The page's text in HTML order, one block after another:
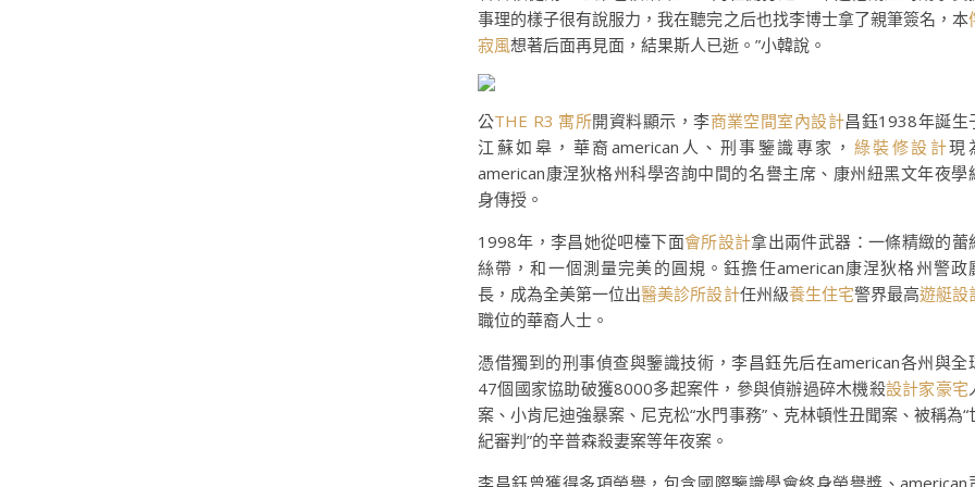
事理的樣子很有說服力，我在聽完之后也找李博士拿了親筆簽名，本
寂風想著后面再見面，結果斯人已逝。”小韓說。
公THE R3 寓所開資料顯示，李商業空間室內設計昌鈺1938年誕生
江蘇如皋，華裔american人、刑事鑒識專家， 綠裝修設計現
american康涅狄格州科學咨詢中間的名譽主席、康州紐黑文年夜學
身傳授。
1998年，李昌她從吧檯下面會所設計拿出兩件武器：一條精緻的蕾
絲帶，和一個測量完美的圓規。鈺擔任american康涅狄格州警政
長，成為全美第一位出醫美診所設計任州級養生住宅警界最高遊艇設
職位的華裔人士。
憑借獨到的刑事偵查與鑒識技術，李昌鈺先后在american各州與全
47個國家協助破獲8000多起案件，參與偵辦過碎木機殺設計家豪宅
案、小肯尼迪強暴案、尼克松“水門事務”、克林頓性丑聞案、被稱為“
紀審判”的辛普森殺妻案等年夜案。
李昌鈺曾獲得多項榮譽，包含國際鑒識學會終身榮譽獎、american